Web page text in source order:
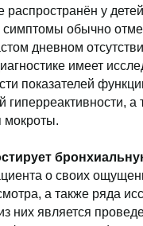
распространён у
обычно
дневном
имеет
показателей
гиперреактивности, а
мокроты.
о своих
а также ряда
них является